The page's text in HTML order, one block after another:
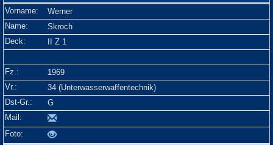
Werner
Skroch
II Z 1
1969
34 (Unterwasserwaffentechnik)
G